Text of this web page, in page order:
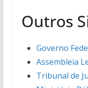
Outros
Governo
Assembleia
Tribunal de